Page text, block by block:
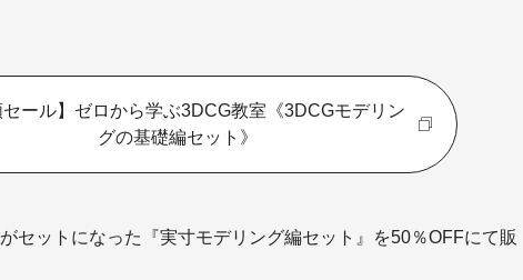
セール】ゼロから学ぶ3DCG教室《3DCGモデリン
グの基礎編セット》
セットになった『実寸モデリング編セット』を50％OFFにて販